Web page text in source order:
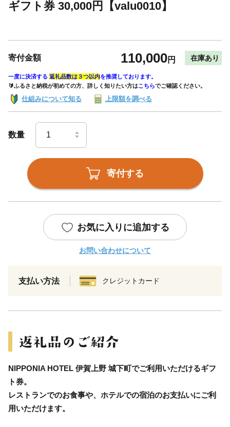
ギフト券 30,000円【valu0010】
寄付金額 110,000円 在庫あり
一度に決済する 返礼品数は３つ以内を推奨しております。
🔰ふるさと納税が初めての方、詳しく知りたい方はこちらでご確認ください。
仕組みについて知る 上限額を調べる
数量
寄付する
お気に入りに追加する
お問い合わせについて
支払い方法 クレジットカード
NIPPONIA HOTEL 伊賀上野 城下町でご利用いただけるギフ
ト券。
レストランでのお食事や、ホテルでの宿泊のお支払いにご利
用いただけます。